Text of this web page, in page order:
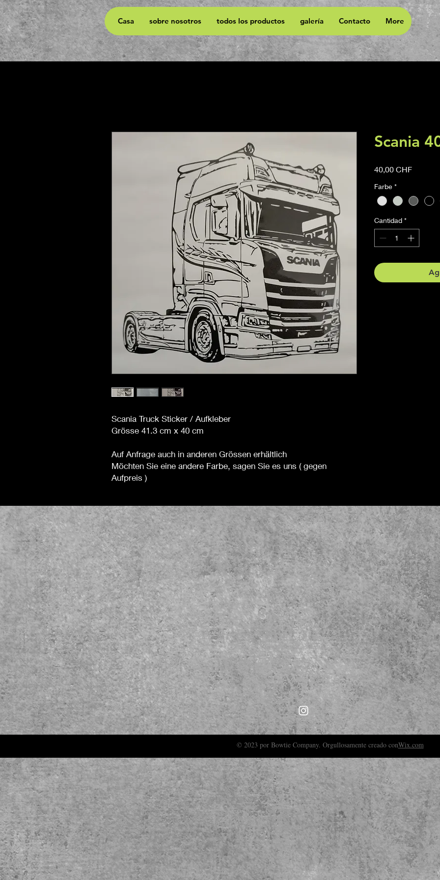
Casa sobre nosotros todos los productos galería Contacto More
Scania Truck Sticker / Aufkleber
Grösse 41.3 cm x 40 cm
Auf Anfrage auch in anderen Grössen erhältlich
Möchten Sie eine andere Farbe, sagen Sie es uns ( gegen
Aufpreis )
Scania
40,00 CHFPrecio
Farbe *
Cantidad *
© 2023 por Bowtie Company. Orgullosamente creado conWix.com